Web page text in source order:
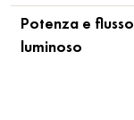
Potenza e flusso
luminoso